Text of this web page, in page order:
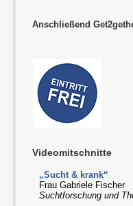
Anschließend
Videomitschnitte
„Sucht & krank“
Frau Gabriele Fischer
Suchtforschung und